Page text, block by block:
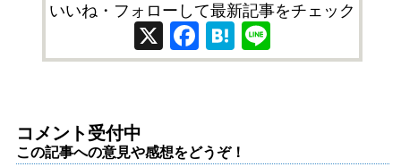
いいね・フォローして最新記事をチェック
X Facebook
Hatena
コメント受付中
この記事への意見や感想をどうぞ！